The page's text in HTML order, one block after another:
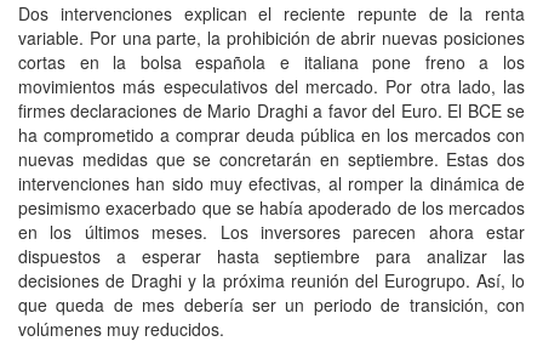
Dos intervenciones explican el reciente repunte de la renta
variable. Por una parte, la prohibición de abrir nuevas posiciones
cortas en la bolsa española e italiana pone freno a los
movimientos más especulativos del mercado. Por otra lado, las
firmes declaraciones de Mario Draghi a favor del Euro. El BCE se
ha comprometido a comprar deuda pública en los mercados con
nuevas medidas que se concretarán en septiembre. Estas dos
intervenciones han sido muy efectivas, al romper la dinámica de
pesimismo exacerbado que se había apoderado de los mercados
en los últimos meses. Los inversores parecen ahora estar
dispuestos a esperar hasta septiembre para analizar las
decisiones de Draghi y la próxima reunión del Eurogrupo. Así, lo
que queda de mes debería ser un periodo de transición, con
volúmenes muy reducidos.